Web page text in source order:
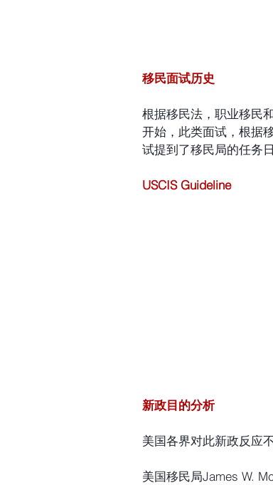
移民面试历史
根据移民法，职业移民
开始，此类面试，根据
试提到了移民局的任务日
USCIS Guideline
新政目的分析
美国各界对此新政反应
美国移民局James W.